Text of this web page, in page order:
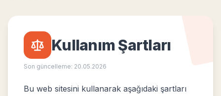
Kullanım Şartları
Son güncelleme: 20.05.2026
Bu web sitesini kullanarak aşağıdaki şartları